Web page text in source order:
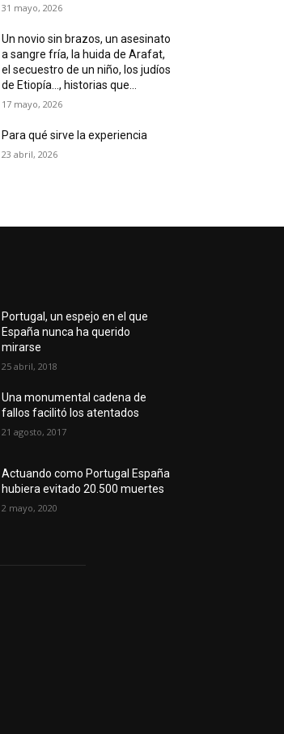
31 mayo, 2026
Un novio sin brazos, un asesinato
a sangre fría, la huida de Arafat,
el secuestro de un niño, los judíos
de Etiopía…, historias que...
17 mayo, 2026
Para qué sirve la experiencia
23 abril, 2026
Portugal, un espejo en el que
España nunca ha querido
mirarse
25 abril, 2018
Una monumental cadena de
fallos facilitó los atentados
21 agosto, 2017
Actuando como Portugal España
hubiera evitado 20.500 muertes
2 mayo, 2020